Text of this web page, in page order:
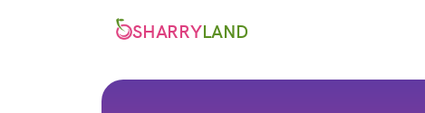
SHARRYLAND